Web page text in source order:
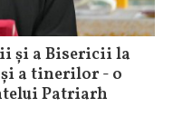
și a Bisericii la
a tinerilor - o
Patriarh